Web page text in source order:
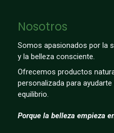
Nosotros
Somos apasionados por la
y la belleza consciente.
Ofrecemos productos
personalizada para ayudarte
equilibrio.
Porque la belleza empieza